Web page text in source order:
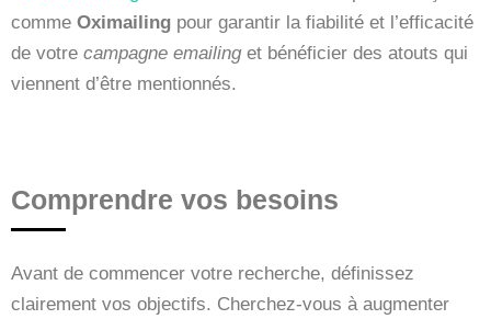
comme Oximailing pour garantir la fiabilité et l’efficacité
de votre campagne emailinget bénéficier des atouts qui
viennent d’être mentionnés.
Comprendre vos besoins
Avant de commencer votre recherche, définissez
clairement vos objectifs. Cherchez-vous à augmenter